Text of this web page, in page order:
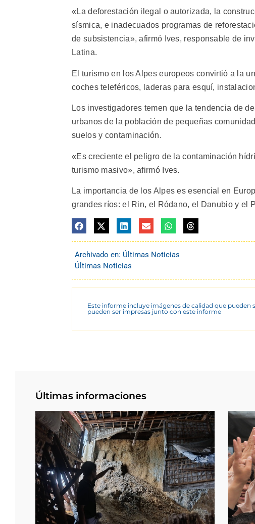
«La deforestación ilegal o autorizada, la
sísmica, e inadecuados programas de
de subsistencia», afirmó Ives, responsable de
Latina.
El turismo en los Alpes europeos convirtió a la
coches teleféricos, laderas para esquí,
Los investigadores temen que la tendencia de
urbanos de la población de pequeñas
suelos y contaminación.
«Es creciente el peligro de la contaminación
turismo masivo», afirmó Ives.
La importancia de los Alpes es esencial en
grandes ríos: el Rin, el Ródano, el Danubio y el
Archivado en: Últimas Noticias
Últimas Noticias
Este informe incluye imágenes de calidad que pueden
pueden ser impresas junto con este informe
Últimas informaciones